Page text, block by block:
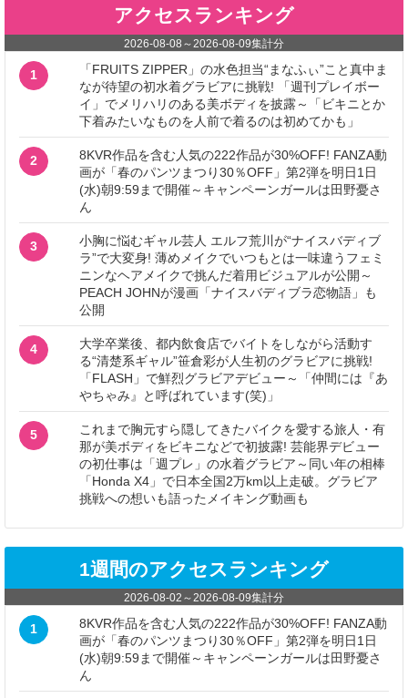
アクセスランキング
2026-08-08 ～2026-08-09集計分
1
「FRUITS ZIPPER」の水色担当“まなふぃ”こと真中ま
なが待望の初水着グラビアに挑戦! 「週刊プレイボー
イ」でメリハリのある美ボディを披露～「ビキニとか
下着みたいなものを人前で着るのは初めてかも」
2
8KVR作品を含む人気の222作品が30%OFF! FANZA動
画が「春のパンツまつり30％OFF」第2弾を明日1日
(水)朝9:59まで開催～キャンペーンガールは田野憂さ
ん
3
小胸に悩むギャル芸人 エルフ荒川が“ナイスバディブ
ラ”で大変身! 薄めメイクでいつもとは一味違うフェミ
ニンなヘアメイクで挑んだ着用ビジュアルが公開～
PEACH JOHNが漫画「ナイスバディブラ恋物語」も
公開
4
大学卒業後、都内飲食店でバイトをしながら活動す
る“清楚系ギャル”笹倉彩が人生初のグラビアに挑戦!
「FLASH」で鮮烈グラビアデビュー～「仲間には『あ
やちゃみ』と呼ばれています(笑)」
5
これまで胸元すら隠してきたバイクを愛する旅人・有
那が美ボディをビキニなどで初披露! 芸能界デビュー
の初仕事は「週プレ」の水着グラビア～同い年の相棒
「Honda X4」で日本全国2万km以上走破。グラビア
挑戦への想いも語ったメイキング動画も
1週間のアクセスランキング
2026-08-02 ～2026-08-09集計分
1
8KVR作品を含む人気の222作品が30%OFF! FANZA動
画が「春のパンツまつり30％OFF」第2弾を明日1日
(水)朝9:59まで開催～キャンペーンガールは田野憂さ
ん